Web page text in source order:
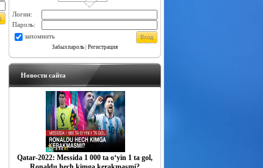
Логин:
Пароль:
запомнить
Забыл пароль| Регистрация
Новости сайта
Qatar-2022: Messida 1 000 ta o‘yin 1 ta gol,